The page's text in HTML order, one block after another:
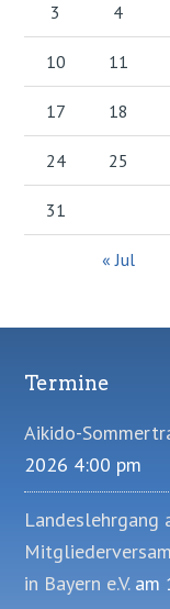
3 4
10 11
17 18
24 25
31
« Jul
Footer
Termine
Aikido-
2026 4:00 pm
Landeslehrgang
in Bayern e.V.am